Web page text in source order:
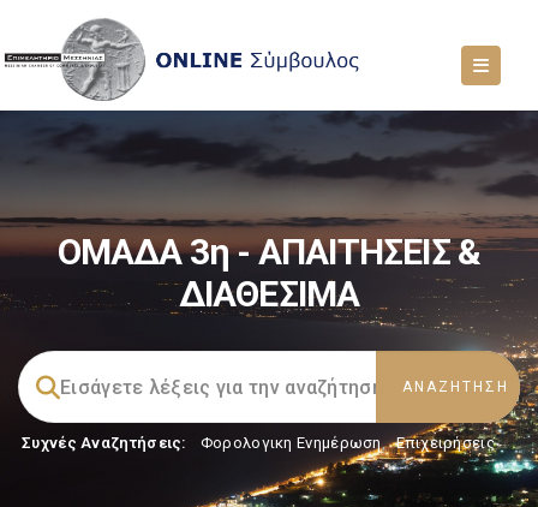
ΟΜΑΔΑ 3η - ΑΠΑΙΤΗΣΕΙΣ &
ΔΙΑΘΕΣΙΜΑ
Συχνές Αναζητήσεις: Φορολογικη Ενημέρωση, Επιχειρήσεις